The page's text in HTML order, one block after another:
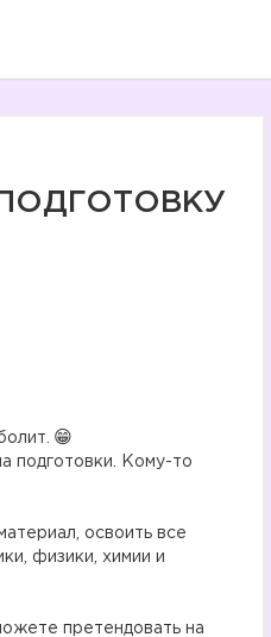
подготовки. Кому-то
освоить все
физики, химии и
претендовать на